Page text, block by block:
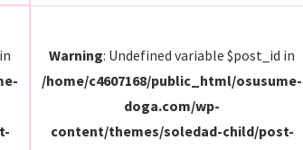
Warning: Undefined variable $post_id in
/home/c4607168/public_html/osusume-
doga.com/wp-
content/themes/soledad-child/post-